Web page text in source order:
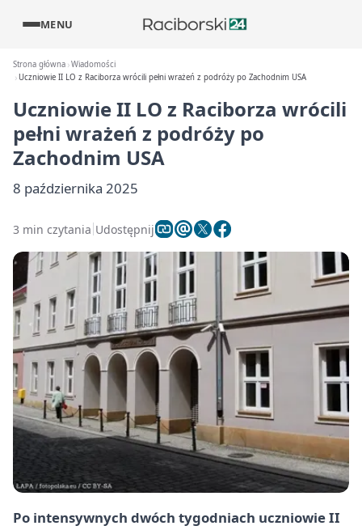
MENU
Strona główna Wiadomości
Uczniowie II LO z Raciborza wrócili pełni wrażeń z podróży po Zachodnim USA
Uczniowie II LO z Raciborza wrócili
pełni wrażeń z podróży po
Zachodnim USA
8 października 2025
3 min czytania Udostępnij
Po intensywnych dwóch tygodniach uczniowieII